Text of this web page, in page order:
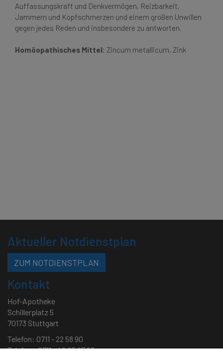
Auffassungskraft und Denkvermögen, Reizbarkeit,
Jammern und Kopfschmerzen und einem großen Unwillen
gegen jedes Reden und insbesondere zu antworten.
Homöopathisches Mittel: Zincum metallicum, Zink
Aktueller Notdienstplan
ZUM NOTDIENSTPLAN
Kontakt
Hof-Apotheke
Schillerplatz 5
70173 Stuttgart
Telefon: 0711 - 22 58 90